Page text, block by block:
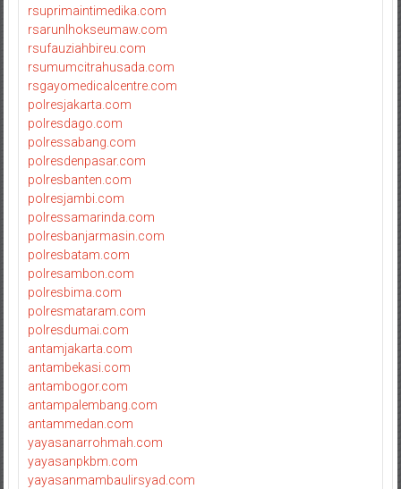
rsuprimaintimedika.com
rsarunlhokseumaw.com
rsufauziahbireu.com
rsumumcitrahusada.com
rsgayomedicalcentre.com
polresjakarta.com
polresdago.com
polressabang.com
polresdenpasar.com
polresbanten.com
polresjambi.com
polressamarinda.com
polresbanjarmasin.com
polresbatam.com
polresambon.com
polresbima.com
polresmataram.com
polresdumai.com
antamjakarta.com
antambekasi.com
antambogor.com
antampalembang.com
antammedan.com
yayasanarrohmah.com
yayasanpkbm.com
yayasanmambaulirsyad.com